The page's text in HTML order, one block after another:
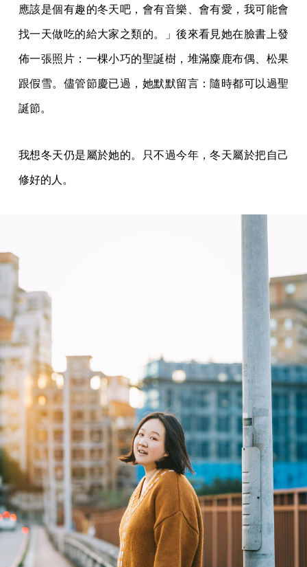
應該是個有趣的冬天吧，會有音樂、會有愛，我可能會
找一天做吃的給大家之類的。」後來看見她在臉書上發
佈一張照片：一棵小巧的聖誕樹，堆滿麋鹿布偶、松果
跟假雪。儘管節慶已過，她默默留言：隨時都可以過聖
誕節。
我想冬天仍是屬於她的。只不過今年，冬天屬於把自己
修好的人。